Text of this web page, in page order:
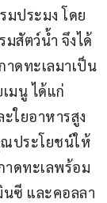
ประมง โดย
สัตว์น้ำ จึงได้
าดทะเลมาเป็น
มนู ได้แก่
ใยอาหารสูง
ณประโยชน์ให้
าดทะเลพร้อม
ซี และคอลลา